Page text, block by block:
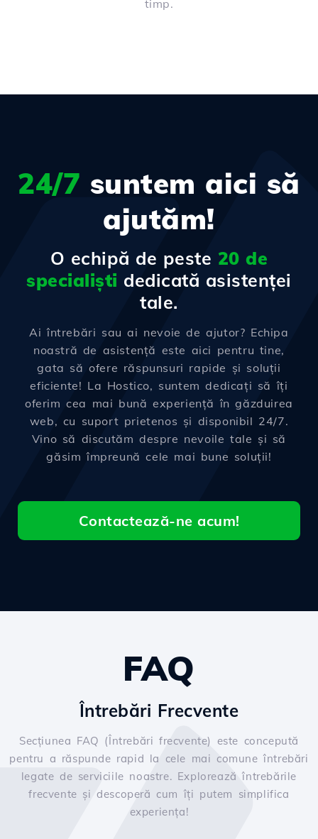
timp.
24/7 suntem aici să
ajutăm!
O echipă de peste 20 de
specialiști dedicată asistenței
tale.
Ai întrebări sau ai nevoie de ajutor? Echipa
noastră de asistență este aici pentru tine,
gata să ofere răspunsuri rapide și soluții
eficiente! La Hostico, suntem dedicați să îți
oferim cea mai bună experiență în găzduirea
web, cu suport prietenos și disponibil 24/7.
Vino să discutăm despre nevoile tale și să
găsim împreună cele mai bune soluții!
Contactează-ne acum!
FAQ
Întrebări Frecvente
Secțiunea FAQ (Întrebări frecvente) este concepută
pentru a răspunde rapid la cele mai comune întrebări
legate de serviciile noastre. Explorează întrebările
frecvente și descoperă cum îți putem simplifica
experiența!